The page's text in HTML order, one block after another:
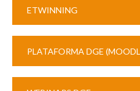
ETWINNING
PLATAFORMA DGE